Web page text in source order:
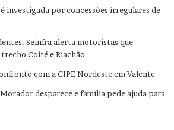
investigada por concessões irregulares de
Seinfra alerta motoristas que
Coité e Riachão
com a CIPE Nordeste em Valente
desparece e família pede ajuda para